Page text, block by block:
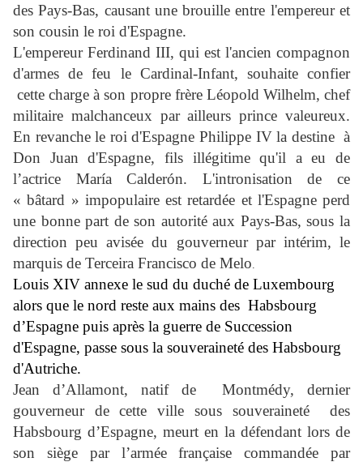
des Pays-Bas, causant une brouille entre l'empereur et
son cousin le roi d'Espagne.
L'empereur Ferdinand III, qui est l'ancien compagnon
d'armes de feu le Cardinal-Infant, souhaite confier
cette charge à son propre frère Léopold Wilhelm, chef
militaire malchanceux par ailleurs prince valeureux.
En revanche le roi d'Espagne Philippe IV la destine à
Don Juan d'Espagne, fils illégitime qu'il a eu de
l’actrice María Calderón. L'intronisation de ce
« bâtard » impopulaire est retardée et l'Espagne perd
une bonne part de son autorité aux Pays-Bas, sous la
direction peu avisée du gouverneur par intérim, le
marquis de Terceira Francisco de Melo
Louis XIV annexe le sud du duché de Luxembourg
alors que le nord reste aux mains des Habsbourg
d’Espagne puis après la guerre de Succession
d'Espagne, passe sous la souveraineté des Habsbourg
d'Autriche.
Jean d’Allamont, natif de
Montmédy, dernier
gouverneur de cette ville sous souveraineté
des
Habsbourg d’Espagne, meurt en la défendant lors de
son siège par l’armée française commandée par